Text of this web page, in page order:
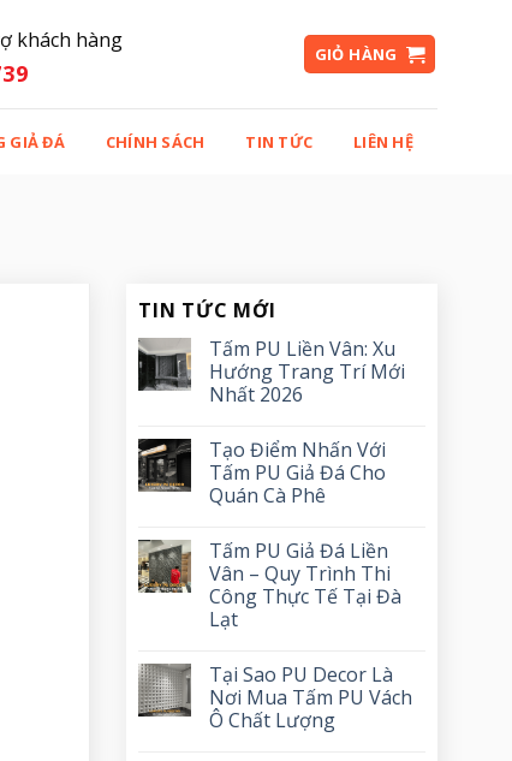
khách hàng
GIỎ HÀNG
GIẢ ĐÁ CHÍNH SÁCH TIN TỨC LIÊN HỆ
TIN TỨC MỚI
Tấm PU Liền Vân: Xu
Hướng Trang Trí Mới
Nhất 2026
Tạo Điểm Nhấn Với
Tấm PU Giả Đá Cho
Quán Cà Phê
Tấm PU Giả Đá Liền
Vân – Quy Trình Thi
Công Thực Tế Tại Đà
Lạt
Tại Sao PU Decor Là
Nơi Mua Tấm PU Vách
Ô Chất Lượng